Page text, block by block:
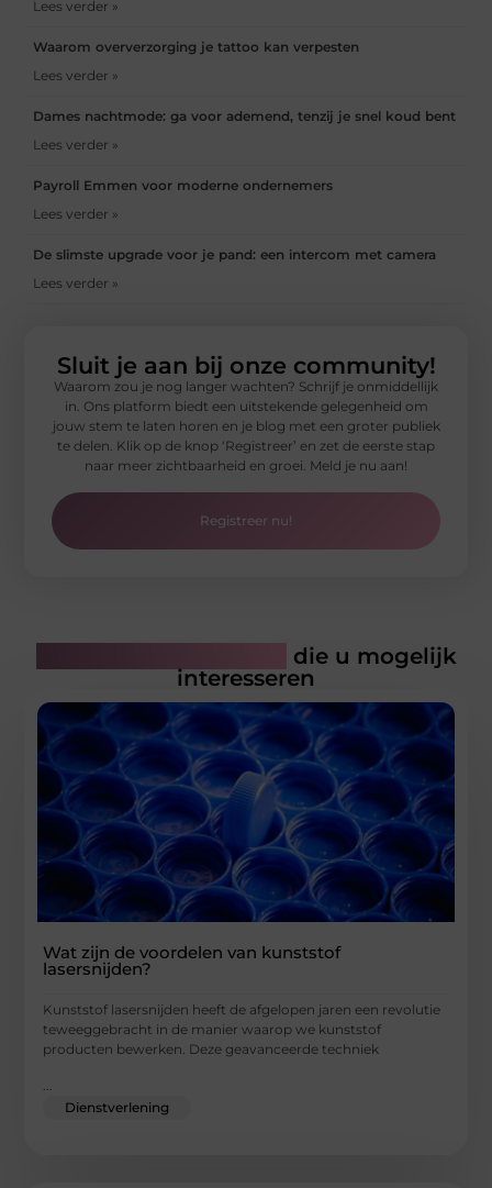
Lees verder »
Waarom oververzorging je tattoo kan verpesten
Lees verder »
Dames nachtmode: ga voor ademend, tenzij je snel koud bent
Lees verder »
Payroll Emmen voor moderne ondernemers
Lees verder »
De slimste upgrade voor je pand: een intercom met camera
Lees verder »
Sluit je aan bij onze community!
Waarom zou je nog langer wachten? Schrijf je onmiddellijk
in. Ons platform biedt een uitstekende gelegenheid om
jouw stem te laten horen en je blog met een groter publiek
te delen. Klik op de knop ‘Registreer’ en zet de eerste stap
naar meer zichtbaarheid en groei. Meld je nu aan!
Registreer nu!
die u mogelijk
interesseren
Wat zijn de voordelen van kunststof
lasersnijden?
Kunststof lasersnijden heeft de afgelopen jaren een revolutie
teweeggebracht in de manier waarop we kunststof
producten bewerken. Deze geavanceerde techniek
Dienstverlening